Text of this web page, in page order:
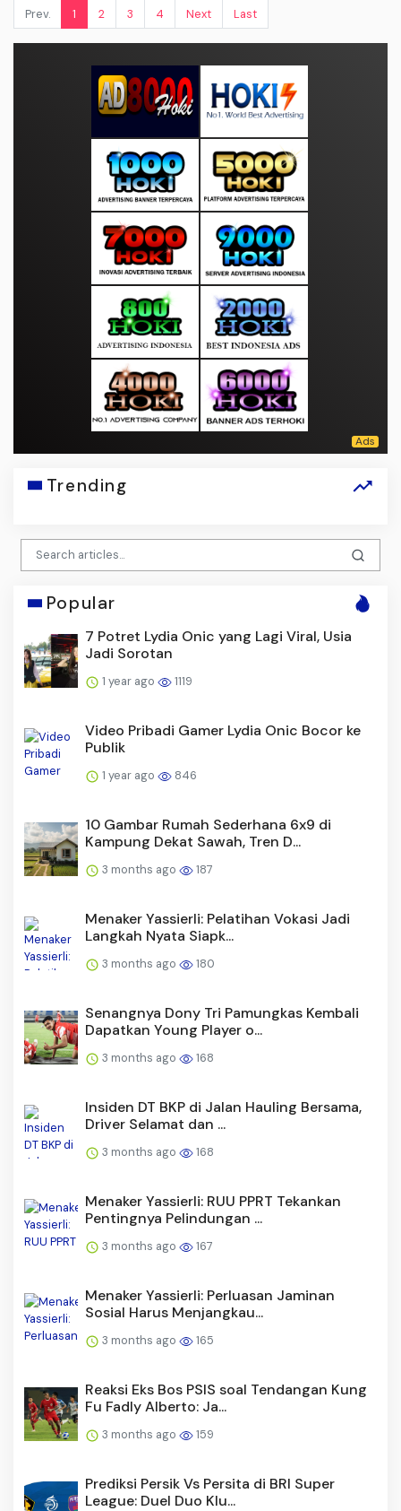
Prev. 1 2 3 4 Next Last
Trending
Popular
7 Potret Lydia Onic yang Lagi Viral, Usia
Jadi Sorotan
1 year ago 1119
Video Pribadi Gamer Lydia Onic Bocor ke
Publik
1 year ago 846
10 Gambar Rumah Sederhana 6x9 di
Kampung Dekat Sawah, Tren D...
3 months ago 187
Menaker Yassierli: Pelatihan Vokasi Jadi
Langkah Nyata Siapk...
3 months ago 180
Senangnya Dony Tri Pamungkas Kembali
Dapatkan Young Player o...
3 months ago 168
Insiden DT BKP di Jalan Hauling Bersama,
Driver Selamat dan ...
3 months ago 168
Menaker Yassierli: RUU PPRT Tekankan
Pentingnya Pelindungan ...
3 months ago 167
Menaker Yassierli: Perluasan Jaminan
Sosial Harus Menjangkau...
3 months ago 165
Reaksi Eks Bos PSIS soal Tendangan Kung
Fu Fadly Alberto: Ja...
3 months ago 159
Prediksi Persik Vs Persita di BRI Super
League: Duel Duo Klu...